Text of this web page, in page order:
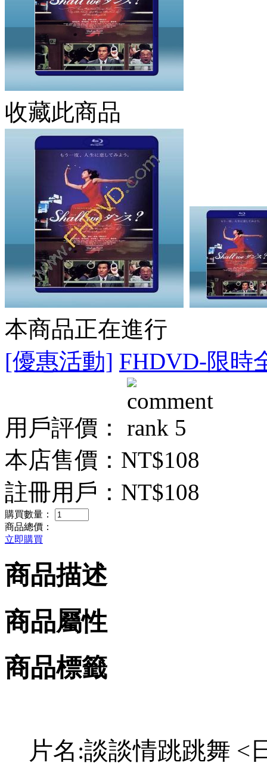
收藏此商品
本商品正在進行
[優惠活動] FHDVD-限時
用戶評價：
本店售價： NT$108
註冊用戶： NT$108
購買數量：
商品總價：
立即購買
商品描述
商品屬性
商品標籤
片名:談談情跳跳舞 <